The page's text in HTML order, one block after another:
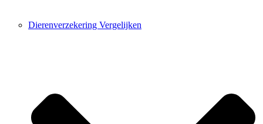
Dierenverzekering Vergelijken